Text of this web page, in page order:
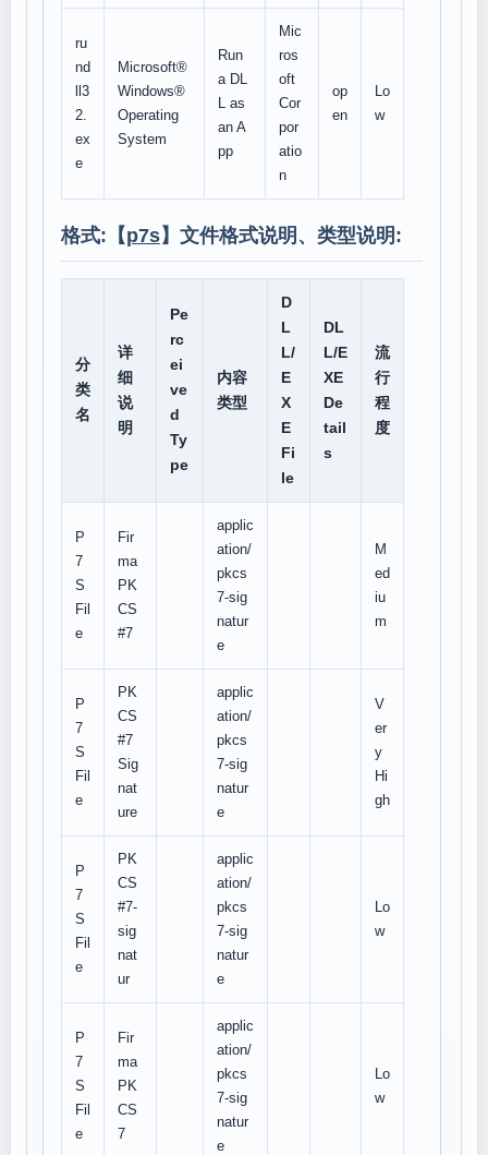
ru
nd
ll3
2.
ex
e
Microsoft®
Windows®
Operating
System
Run
a DL
L as
an A
pp
Mic
ros
oft
Cor
por
atio
n
op
en
Lo
w
格式:【p7s】文件格式说明、类型说明:
分
类
名
详
细
说
明
Pe
rc
ei
ve
d
Ty
pe
内容
类型
D
L
L/
E
X
E
Fi
le
DL
L/E
XE
De
tail
s
流
行
程
度
P
7
S
Fil
e
Fir
ma
PK
CS
#7
applic
ation/
pkcs
7-sig
natur
e
M
ed
iu
m
P
7
S
Fil
e
PK
CS
#7
Sig
nat
ure
applic
ation/
pkcs
7-sig
natur
e
V
er
y
Hi
gh
P
7
S
Fil
e
PK
CS
#7-
sig
nat
ur
applic
ation/
pkcs
7-sig
natur
e
Lo
w
P
7
S
Fil
e
Fir
ma
PK
CS
7
applic
ation/
pkcs
7-sig
natur
e
Lo
w